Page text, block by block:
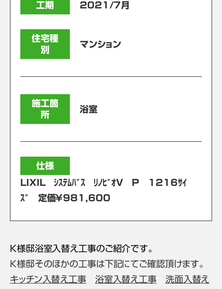
工期 2021/7月
住宅種
別
マンション
施工箇
所
浴室
仕様
LIXIL ｼｽﾃﾑﾊﾞｽ ﾘﾉﾋﾞｵV P 1216ｻｲ
ｽﾞ 定価￥981,600
K様邸浴室入替え工事のご紹介です。
K様邸そのほかの工事は下記にてご確認頂けます。
キッチン入替え工事
浴室入替え工事
洗面入替え